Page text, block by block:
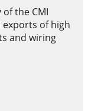
the CMI
of high
and wiring